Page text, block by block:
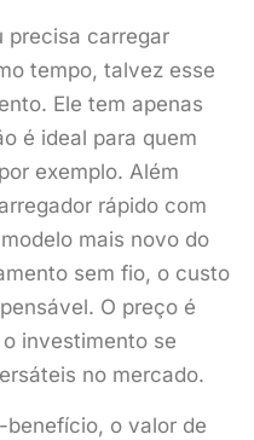
precisa carregar
tempo, talvez esse
Ele tem apenas
é ideal para quem
exemplo. Além
rápido com
mais novo do
sem fio, o custo
O preço é
investimento se
no mercado.
o valor de